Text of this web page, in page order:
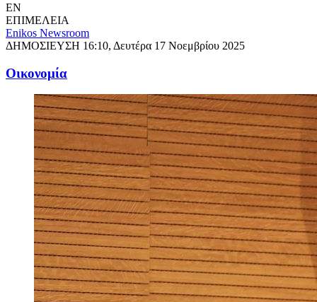
EN
ΕΠΙΜΕΛΕΙΑ
Enikos Newsroom
ΔΗΜΟΣΙΕΥΣΗ 16:10, Δευτέρα 17 Νοεμβρίου 2025
Oικονομία